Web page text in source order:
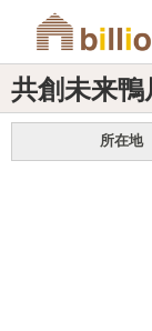
共創未来鴨
所在地